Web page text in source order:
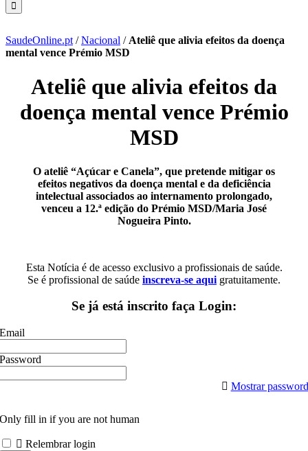
SaudeOnline.pt /Nacional / Ateliê que alivia efeitos da doença
mental vence Prémio MSD
Ateliê que alivia efeitos da
doença mental vence Prémio
MSD
O ateliê “Açúcar e Canela”, que pretende mitigar os
efeitos negativos da doença mental e da deficiência
intelectual associados ao internamento prolongado,
venceu a 12.ª edição do Prémio MSD/Maria José
Nogueira Pinto.
Esta Notícia é de acesso exclusivo a profissionais de saúde.
Se é profissional de saúde inscreva-se aqui gratuitamente.
Se já está inscrito faça Login:
Email
Password
Mostrar password
Only fill in if you are not human
Relembrar login